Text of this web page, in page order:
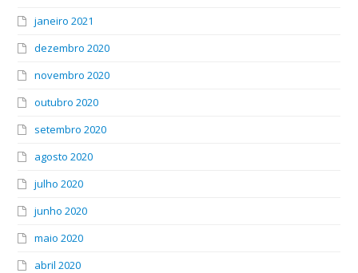
janeiro 2021
dezembro 2020
novembro 2020
outubro 2020
setembro 2020
agosto 2020
julho 2020
junho 2020
maio 2020
abril 2020